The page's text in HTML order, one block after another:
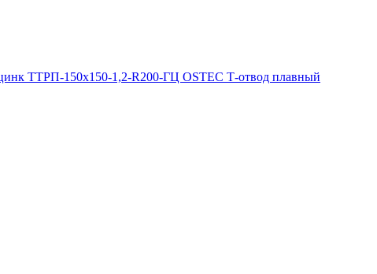
ТТРП-150х150-1,2-R200-ГЦ OSTEC Т-отвод плавный